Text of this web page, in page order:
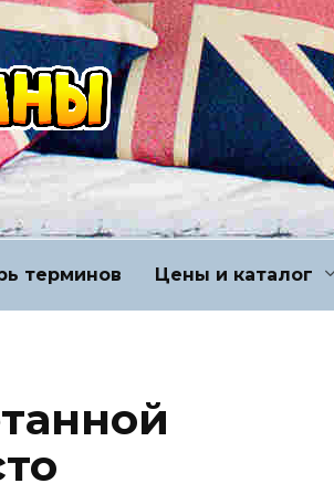
терминов Цены и каталог